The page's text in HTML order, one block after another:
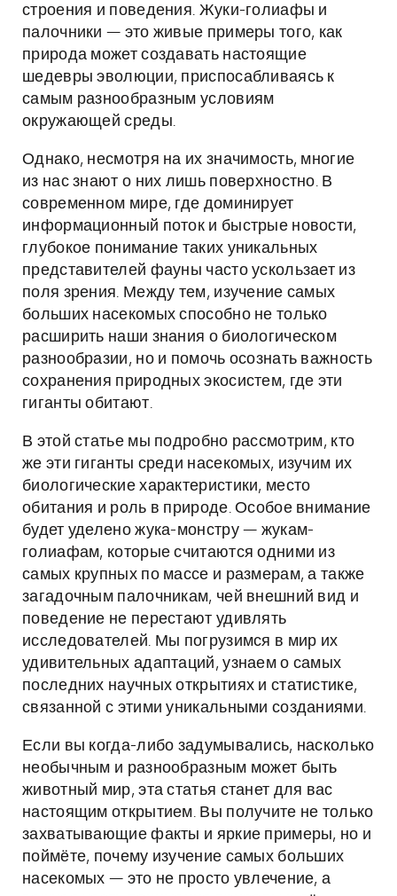
строения и поведения. Жуки-голиафы и
палочники — это живые примеры того, как
природа может создавать настоящие
шедевры эволюции, приспосабливаясь к
самым разнообразным условиям
окружающей среды.
Однако, несмотря на их значимость, многие
из нас знают о них лишь поверхностно. В
современном мире, где доминирует
информационный поток и быстрые новости,
глубокое понимание таких уникальных
представителей фауны часто ускользает из
поля зрения. Между тем, изучение самых
больших насекомых способно не только
расширить наши знания о биологическом
разнообразии, но и помочь осознать важность
сохранения природных экосистем, где эти
гиганты обитают.
В этой статье мы подробно рассмотрим, кто
же эти гиганты среди насекомых, изучим их
биологические характеристики, место
обитания и роль в природе. Особое внимание
будет уделено жука-монстру — жукам-
голиафам, которые считаются одними из
самых крупных по массе и размерам, а также
загадочным палочникам, чей внешний вид и
поведение не перестают удивлять
исследователей. Мы погрузимся в мир их
удивительных адаптаций, узнаем о самых
последних научных открытиях и статистике,
связанной с этими уникальными созданиями.
Если вы когда-либо задумывались, насколько
необычным и разнообразным может быть
животный мир, эта статья станет для вас
настоящим открытием. Вы получите не только
захватывающие факты и яркие примеры, но и
поймёте, почему изучение самых больших
насекомых — это не просто увлечение, а